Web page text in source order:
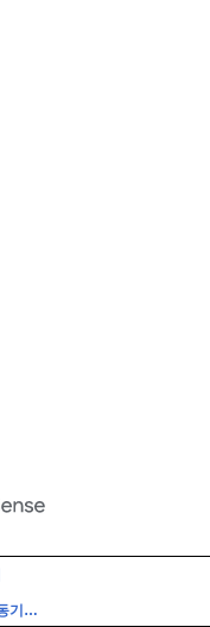
[FT ★ Special/추춘제 J리그 개막특집 2/3] 동기부여를 가득 채워라! J리그 백년구상리그